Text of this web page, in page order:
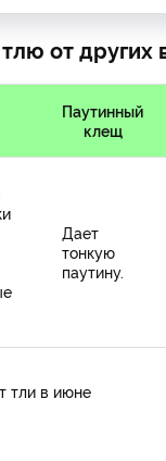
от других
Паутинный
клещ
Дает
тонкую
паутину.